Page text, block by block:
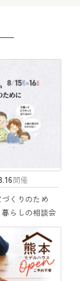
開催
くりのため
らしの相談会